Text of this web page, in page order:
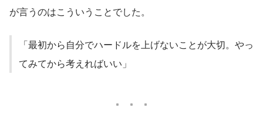
が言うのはこういうことでした。
「最初から自分でハードルを上げないことが大切。やっ
てみてから考えればいい」